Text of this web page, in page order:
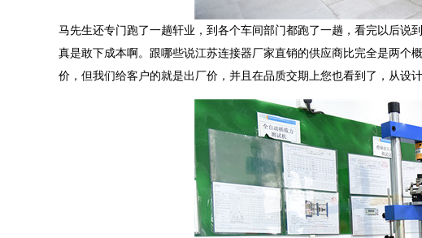
马先生还专门跑了一趟轩业，到各个车间部门都跑了一趟，看完以后说
真是敢下成本啊。跟哪些说江苏连接器厂家直销的供应商比完全是两个
价，但我们给客户的就是出厂价，并且在品质交期上您也看到了，从设